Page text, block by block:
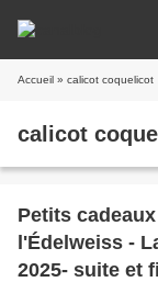
Accueil » calicot coquelicot
calicot
Petits
l'Édelweiss -
2025- suite et